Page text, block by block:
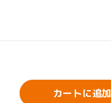
カートに追加